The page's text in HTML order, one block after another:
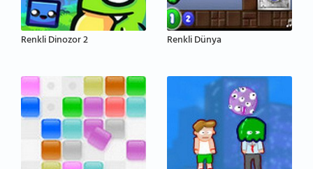
Renkli Dinozor 2 Renkli Dünya